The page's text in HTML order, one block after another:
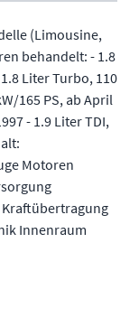
(Limousine,
behandelt: - 1.8
Liter Turbo, 110
165 PS, ab April
- 1.9 Liter TDI,
Motoren
Innenraum